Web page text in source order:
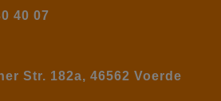
40 07
Str. 182a, 46562 Voerde